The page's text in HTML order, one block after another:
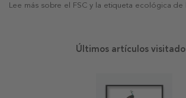
Lee más sobre el FSC y la etiqueta ecológica de
Últimos artículos